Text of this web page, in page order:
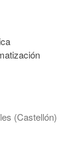
(Castellón)